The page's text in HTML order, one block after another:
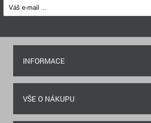
INFORMACE
VŠE O NÁKUPU